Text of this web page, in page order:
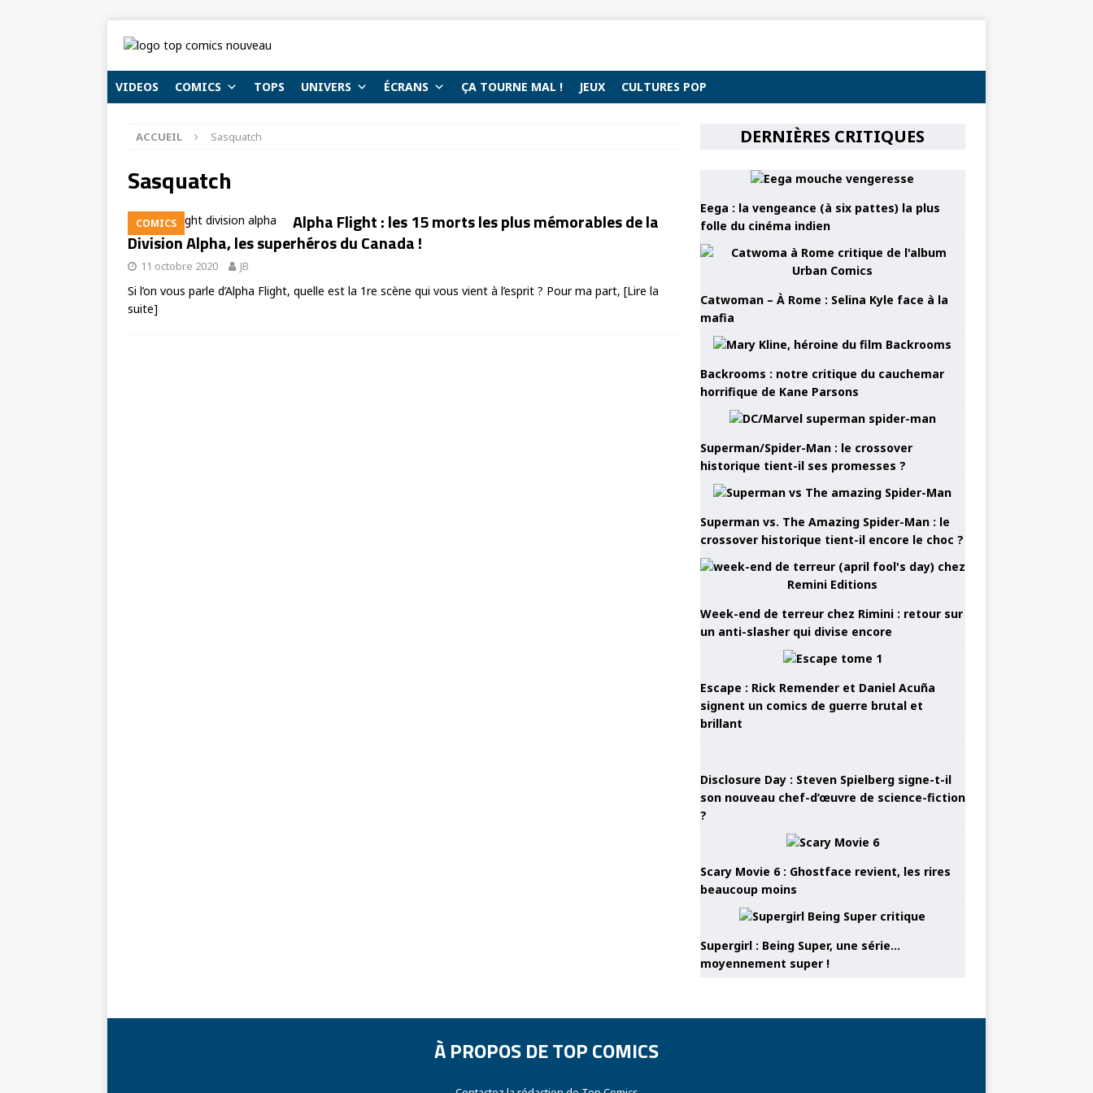
VIDEOS COMICS TOPS UNIVERS ÉCRANS ÇA TOURNE MAL ! JEUX CULTURES POP
ACCUEIL Sasquatch
Sasquatch
COMICS
Alpha Flight : les 15 morts les plus mémorables de la
Division Alpha, les superhéros du Canada !
11 octobre 2020 JB
Si l’on vous parle d’Alpha Flight, quelle est la 1re scène qui vous vient à l’esprit ? Pour ma part, [Lire la
suite]
DERNIÈRES CRITIQUES
Eega : la vengeance (à six pattes) la plus
folle du cinéma indien
Catwoman – À Rome : Selina Kyle face à la
mafia
Backrooms : notre critique du cauchemar
horrifique de Kane Parsons
Superman/Spider-Man : le crossover
historique tient-il ses promesses ?
Superman vs. The Amazing Spider-Man : le
crossover historique tient-il encore le choc ?
Week-end de terreur chez Rimini : retour sur
un anti-slasher qui divise encore
Escape : Rick Remender et Daniel Acuña
signent un comics de guerre brutal et
brillant
Disclosure Day : Steven Spielberg signe-t-il
son nouveau chef-d’œuvre de science-fiction
?
Scary Movie 6 : Ghostface revient, les rires
beaucoup moins
Supergirl : Being Super, une série…
moyennement super !
À PROPOS DE TOP COMICS